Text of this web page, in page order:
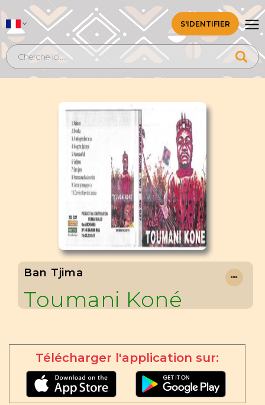
S'IDENTIFIER
Ban Tjima
Toumani Koné
Télécharger l'application sur: